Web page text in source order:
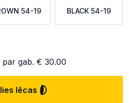
54-19 BLACK 54-19
par gab. € 30.00
lēcas